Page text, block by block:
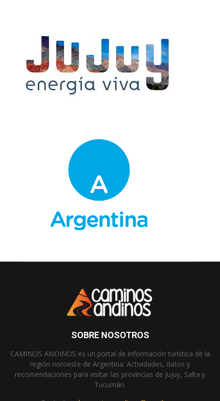
SOBRE NOSOTROS
CAMINOS ANDINOS es un portal de información turística de la
región noroeste de Argentina. Actividades, datos y
recomendaciones para visitar las provincias de Jujuy, Salta y
Tucumán.